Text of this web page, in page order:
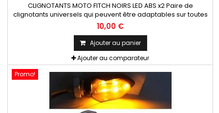
CLIGNOTANTS MOTO FITCH NOIRS LED ABS x2 Paire de
clignotants universels qui peuvent être adaptables sur toutes
motos ou scooters
10,00 €
Ajouter au panier
Ajouter au comparateur
Promo!